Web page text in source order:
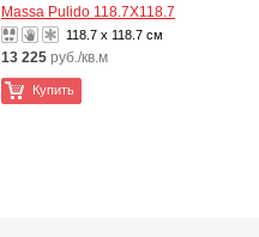
Massa Pulido 118.7X118.7
118.7 x 118.7 см
13 225 руб./кв.м
Купить